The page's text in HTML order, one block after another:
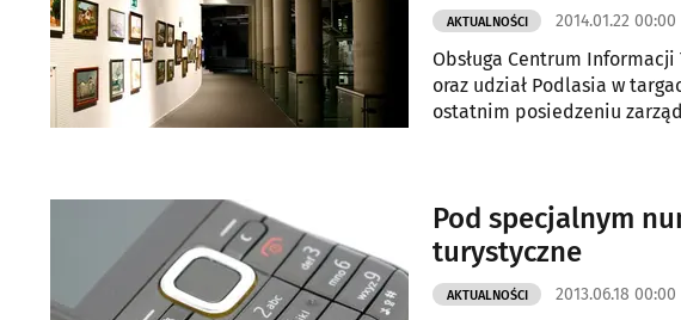
AKTUALNOŚCI 2014.01.22 00:00
Obsługa Centrum
oraz udział Podlasia w
ostatnim posiedzeniu
Pod specjalnym
turystyczne
AKTUALNOŚCI 2013.06.18 00:00